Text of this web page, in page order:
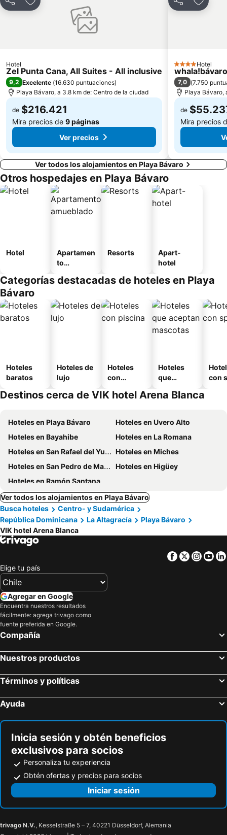
CompartirAgregar a favoritos
Hotel
Zel Punta Cana, All Suites - All inclusive
9,2 Excelente (16.630 puntuaciones)
Playa Bávaro, a 3.8 km de: Centro de la ciudad
de $216.421
Mira precios de 9 páginas
Ver precios
Compartir
4 Estrellas
Hotel
whala!bávaro
7,0 (7.750
Playa Bávaro,
de
Mira precios
Ver todos los alojamientos en Playa Bávaro
Otros hospedajes en Playa Bávaro
Hotel
Apartamen
to
o
Resorts
Apart-
hotel
Categorías destacadas de hoteles en Playa
Bávaro
Hoteles
baratos
Hoteles de
lujo
Hoteles
con
Hoteles
que
mascotas
con
Destinos cerca de VIK hotel Arena Blanca
Hoteles en Playa Bávaro
Hoteles en Uvero Alto
Hoteles en Bayahibe
Hoteles en La Romana
Hoteles en San Rafael del Yuma
Hoteles en Miches
Hoteles en San Pedro de Macoris
Hoteles en Higüey
Hoteles en Ramón Santana
Ver todos los alojamientos en Playa Bávaro
Busca hoteles
Centro- y Sudamérica
República Dominicana
La Altagracía
Playa Bávaro
VIK hotel Arena Blanca
Facebook
Twitter
Elige tu país
Agregar en Google
Encuentra nuestros resultados
fácilmente: agrega trivago como
fuente preferida en Google.
Compañía
Nuestros productos
Términos y políticas
Ayuda
Inicia sesión y obtén beneficios
exclusivos para socios
Personaliza tu experiencia
Obtén ofertas y precios para socios
Iniciar sesión
trivago N.V., Kesselstraße 5 – 7, 40221 Düsseldorf, Alemania